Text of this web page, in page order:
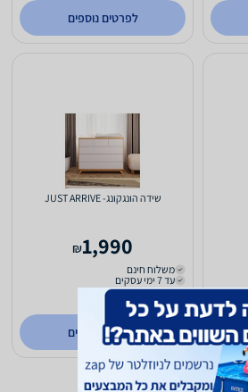
לפרטים נוספים
שידה הונגקונג- JUST ARRIVE
1,990
₪
משלוח חינם
עד 7 ימי עסקים
ב- צוציק
5.0
(651)
לפרטים נוספים